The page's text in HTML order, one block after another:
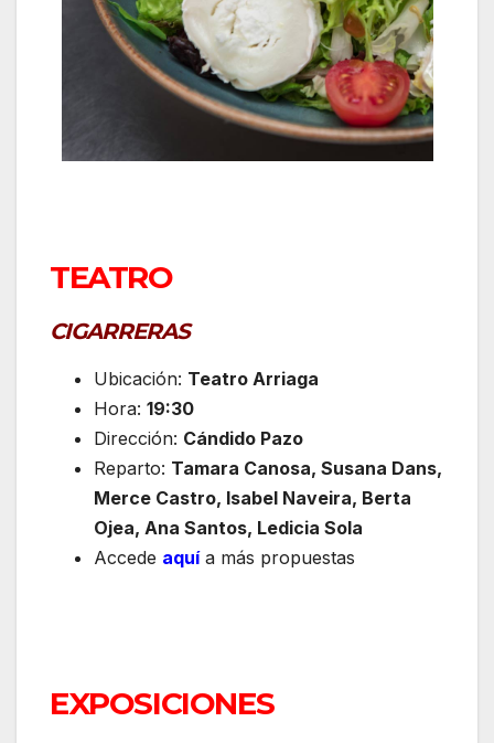
TEATRO
CIGARRERAS
Ubicación: Teatro Arriaga
Hora: 19:30
Dirección: Cándido Pazo
Reparto: Tamara Canosa, Susana Dans,
Merce Castro, Isabel Naveira, Berta
Ojea, Ana Santos, Ledicia Sola
Accede aquí a más propuestas
EXPOSICIONES